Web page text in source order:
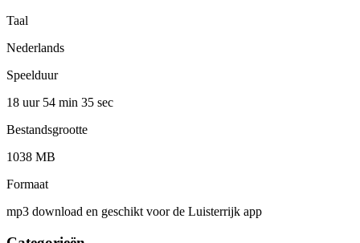
Taal
Nederlands
Speelduur
18 uur 54 min 35 sec
Bestandsgrootte
1038 MB
Formaat
mp3 download en geschikt voor de Luisterrijk app